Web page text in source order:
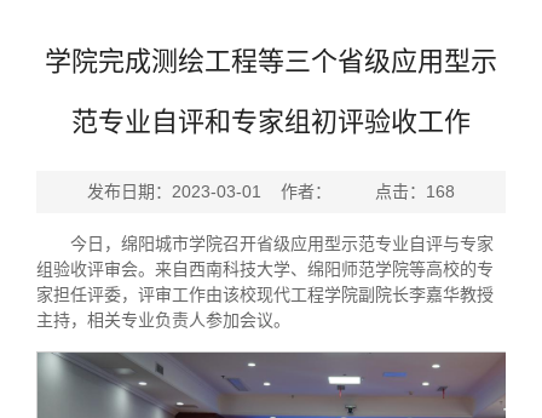
学院完成测绘工程等三个省级应用型示
范专业自评和专家组初评验收工作
发布日期：2023-03-01 作者： 点击： 168
今日，绵阳城市学院召开省级应用型示范专业自评与专家
组验收评审会。来自西南科技大学、绵阳师范学院等高校的专
家担任评委，评审工作由该校现代工程学院副院长李嘉华教授
主持，相关专业负责人参加会议。